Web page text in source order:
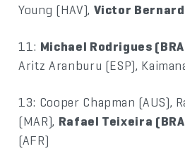
Young (HAV), Victor
11: Michael Rodrigues
Aritz Aranburu (ESP),
13: Cooper Chapman (AUS),
(MAR), Rafael Teixeira
(AFR)